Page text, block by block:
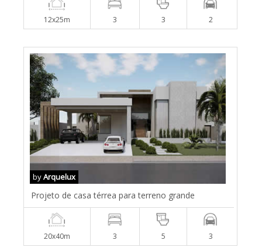
12x25m 3 3 2
byArquelux
Projeto de casa térrea para terreno grande
20x40m 3 5 3